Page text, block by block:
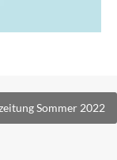
Sommer 2022